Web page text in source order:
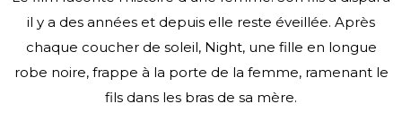
il y a des années et depuis elle reste éveillée. Après
chaque coucher de soleil, Night, une fille en longue
robe noire, frappe à la porte de la femme, ramenant le
fils dans les bras de sa mère.